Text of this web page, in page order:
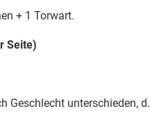
+ 1 Torwart.
Seite)
Geschlecht unterschieden,